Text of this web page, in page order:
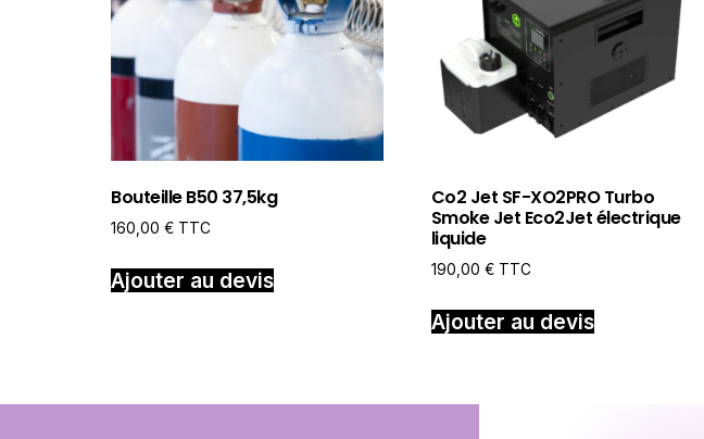
Bouteille B50 37,5kg
160,00 € TTC
Ajouter au devis
Co2 Jet SF-XO2PRO Turbo
Smoke Jet Eco2Jet électrique
liquide
190,00 € TTC
Ajouter au devis